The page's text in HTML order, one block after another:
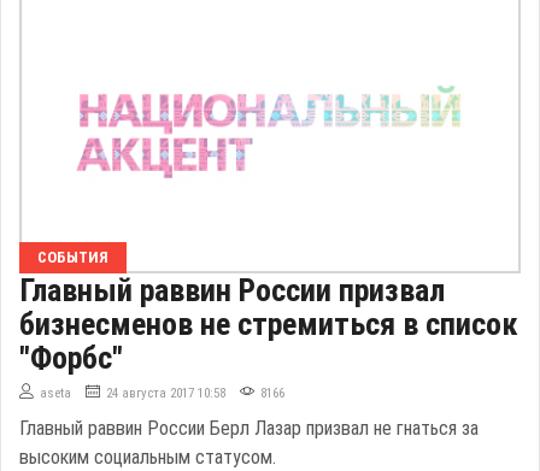
СОБЫТИЯ
Главный раввин России призвал
бизнесменов не стремиться в список
"Форбс"
aseta 24 августа 2017 10:58 8166
Главный раввин России Берл Лазар призвал не гнаться за
высоким социальным статусом.